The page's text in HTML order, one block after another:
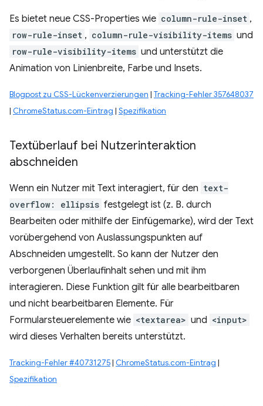
Es bietet neue CSS-Properties wie column-rule-inset ,
row-rule-inset , column-rule-visibility-items und
row-rule-visibility-items und unterstützt die
Animation von Linienbreite, Farbe und Insets.
Blogpost zu CSS-Lückenverzierungen | Tracking-Fehler 357648037
| ChromeStatus.com-Eintrag | Spezifikation
Textüberlauf bei Nutzerinteraktion
abschneiden
Wenn ein Nutzer mit Text interagiert, für den text-
overflow: ellipsis festgelegt ist (z. B. durch
Bearbeiten oder mithilfe der Einfügemarke), wird der Text
vorübergehend von Auslassungspunkten auf
Abschneiden umgestellt. So kann der Nutzer den
verborgenen Überlaufinhalt sehen und mit ihm
interagieren. Diese Funktion gilt für alle bearbeitbaren
und nicht bearbeitbaren Elemente. Für
Formularsteuerelemente wie <textarea> und <input>
wird dieses Verhalten bereits unterstützt.
Tracking-Fehler #40731275| ChromeStatus.com-Eintrag |
Spezifikation